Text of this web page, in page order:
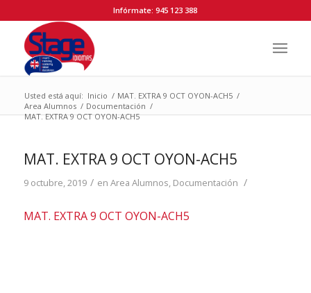
Infórmate: 945 123 388
Usted está aquí: Inicio / MAT. EXTRA 9 OCT OYON-ACH5 /
Area Alumnos / Documentación /
MAT. EXTRA 9 OCT OYON-ACH5
MAT. EXTRA 9 OCT OYON-ACH5
9 octubre, 2019 / en Area Alumnos, Documentación /
MAT. EXTRA 9 OCT OYON-ACH5